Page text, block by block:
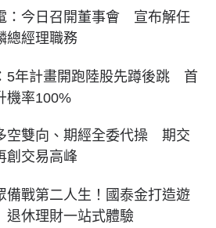
：今日召開董事會 宣布解任
總經理職務
5年計畫開跑陸股先蹲後跳 首
機率100%
空雙向、期經全委代操 期交
創交易高峰
備戰第二人生！國泰金打造遊
休理財一站式體驗